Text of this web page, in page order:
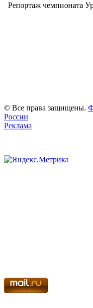
Репортаж чемпионата
© Все права защищены.
России
Реклама